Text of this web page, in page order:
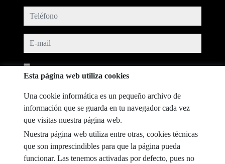
teléfono
e-mail
Captcha
Esta página web utiliza cookies
Una cookie informática es un pequeño archivo de
información que se guarda en tu navegador cada vez
que visitas nuestra página web.
Nuestra página web utiliza entre otras, cookies técnicas
que son imprescindibles para que la página pueda
funcionar. Las tenemos activadas por defecto, pues no